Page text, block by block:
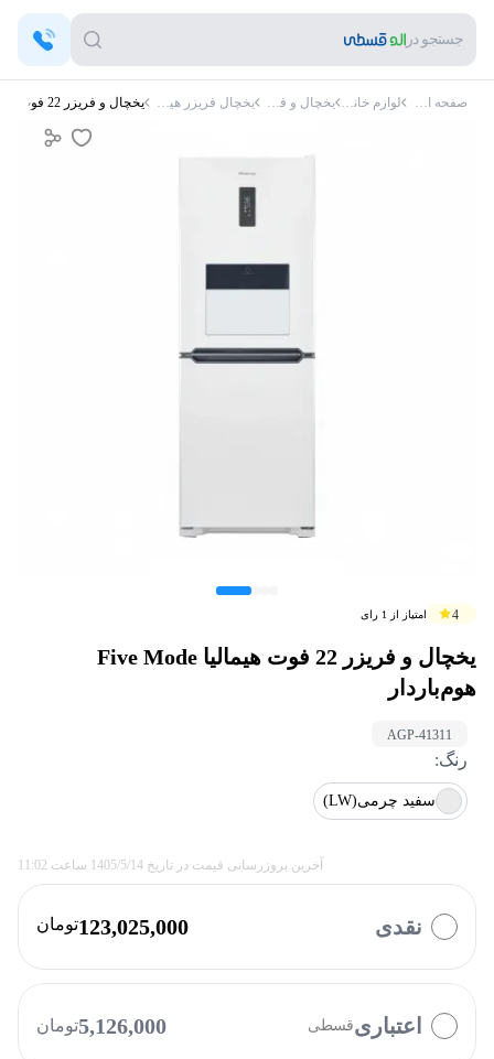
جستجو در
صفحه اصلی لوازم خانگی یخچال و فریزر یخچال فریزر هیمالیا یخچال و فریزر 22 فوت هیمالیا Five Mode هوم‌باردار
4 امتیاز از 1 رای
یخچال و فریزر 22 فوت هیمالیا Five Mode
هوم‌باردار
AGP-41311
رنگ:
سفید چرمی(LW)
آخرین بروزرسانی قیمت در تاریخ 1405/5/14 ساعت 11:02
نقدی 123,025,000تومان
اعتباریقسطی 5,126,000تومان
با چه روشی میخواهید پرداخت کنید؟
فیروزه کارت رفاهی